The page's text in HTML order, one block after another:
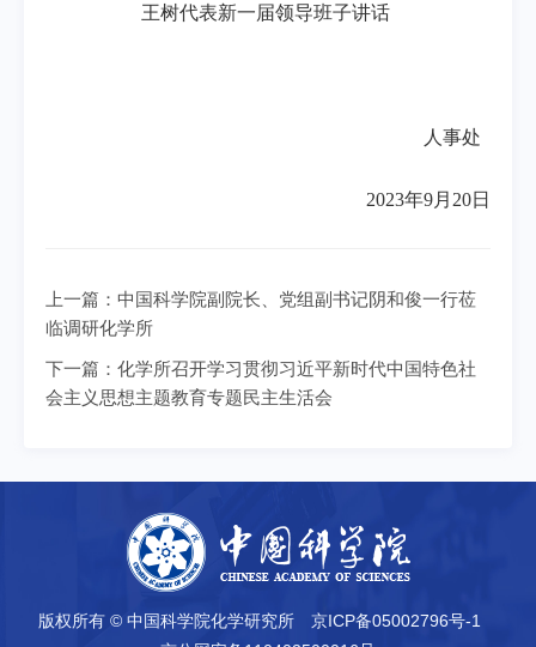
王树代表新一届领导班子讲话
人事处
2023年9月20日
上一篇： 中国科学院副院长、党组副书记阴和俊一行莅
临调研化学所
下一篇： 化学所召开学习贯彻习近平新时代中国特色社
会主义思想主题教育专题民主生活会
版权所有 © 中国科学院化学研究所
京ICP备05002796号-1